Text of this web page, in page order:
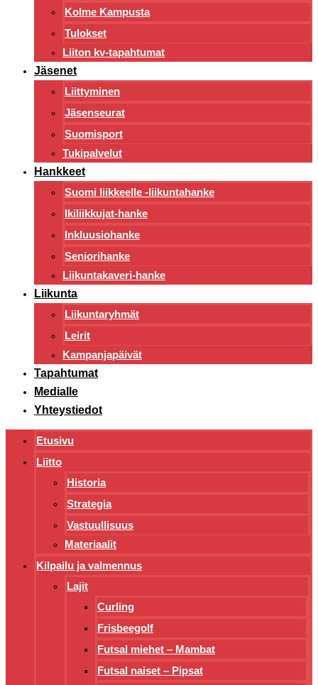
Kolme Kampusta
Tulokset
Liiton kv-tapahtumat
Jäsenet
Liittyminen
Jäsenseurat
Suomisport
Tukipalvelut
Hankkeet
Suomi liikkeelle -liikuntahanke
Ikiliikkujat-hanke
Inkluusiohanke
Seniorihanke
Liikuntakaveri-hanke
Liikunta
Liikuntaryhmät
Leirit
Kampanjapäivät
Tapahtumat
Medialle
Yhteystiedot
Etusivu
Liitto
Historia
Strategia
Vastuullisuus
Materiaalit
Kilpailu ja valmennus
Lajit
Curling
Frisbeegolf
Futsal miehet – Mambat
Futsal naiset – Pipsat